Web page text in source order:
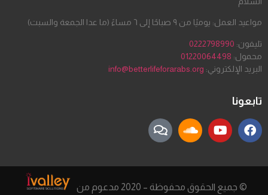
مواعيد العمل: يوميًا من ٩ صباحًا إلى ٦ مساءً (ما عدا الجمعة والسبت)
تليفون: 0222798990
محمول: 01220064498
البريد الإلكتروني: info@betterlifeforarabs.org
تابعونا
© جميع الحقوق محفوظة – 2020 مدعوم من